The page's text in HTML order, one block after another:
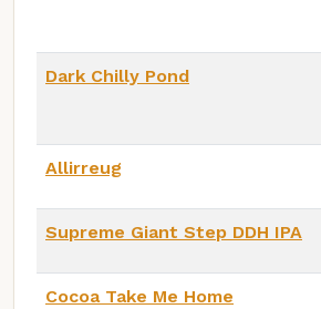
Dark Chilly Pond
Allirreug
Supreme Giant Step DDH IPA
Cocoa Take Me Home